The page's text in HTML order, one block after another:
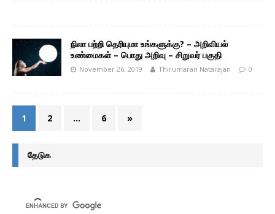
நிலா பற்றி தெரியுமா உங்களுக்கு? – அறிவியல்
உண்மைகள் – பொது அறிவு – சிறுவர் பகுதி
November 26, 2019 Thirumaran Natarajan 0
1 2 … 6 »
தேடுக